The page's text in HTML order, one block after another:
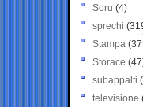
Soru (4)
sprechi
Stampa
Storace
subappalti
televisione